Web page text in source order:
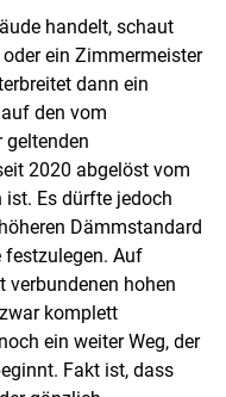
handelt, schaut
ein Zimmermeister
dann ein
den vom
geltenden
2020 abgelöst vom
ist. Es dürfte jedoch
Dämmstandard
festzulegen. Auf
verbundenen hohen
komplett
ein weiter Weg, der
Fakt ist, dass